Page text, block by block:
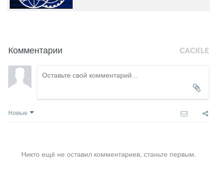
Комментарии
Новые
Никто ещё не оставил комментариев, станьте первым.